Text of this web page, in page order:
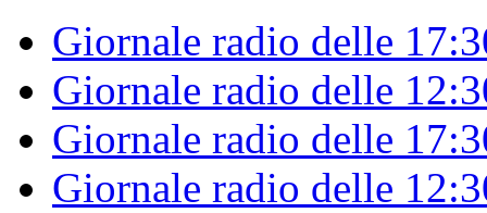
Giornale radio delle
Giornale radio delle
Giornale radio delle
Giornale radio delle